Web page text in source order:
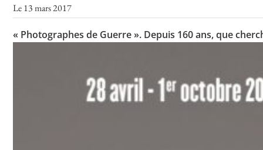
Concours de recrutement
Le 13 mars 2017
« Photographes de Guerre ». Depuis 160 ans, que